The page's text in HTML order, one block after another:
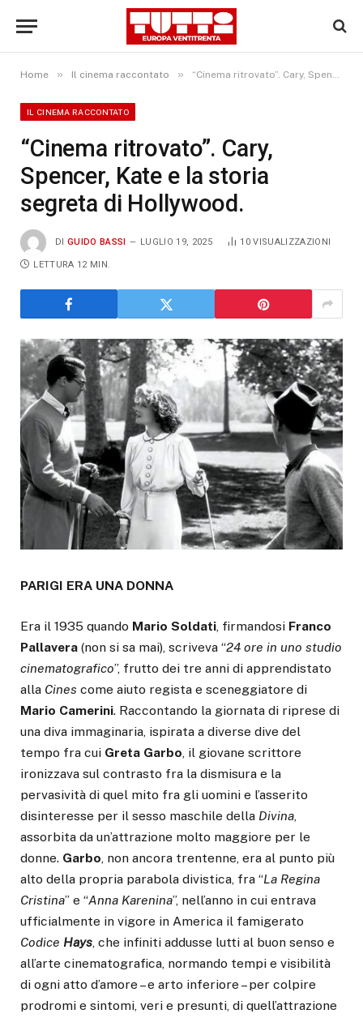
Home » Il cinema raccontato » “Cinema ritrovato”. Cary, Spencer, Kate e la storia segreta di Hollywood.
IL CINEMA RACCONTATO
“Cinema ritrovato”. Cary,
Spencer, Kate e la storia
segreta di Hollywood.
DI GUIDO BASSI LUGLIO 19, 2025 10VISUALIZZAZIONI
LETTURA 12 MIN.
PARIGI ERA UNA DONNA
Era il 1935 quando Mario Soldati, firmandosi Franco
Pallavera (non si sa mai), scriveva “24 ore in uno studio
cinematografico”, frutto dei tre anni di apprendistato
alla Cines come aiuto regista e sceneggiatore di
Mario Camerini. Raccontando la giornata di riprese di
una diva immaginaria, ispirata a diverse dive del
tempo fra cui Greta Garbo, il giovane scrittore
ironizzava sul contrasto fra la dismisura e la
pervasività di quel mito fra gli uomini e l’asserito
disinteresse per il sesso maschile della Divina,
assorbita da un’attrazione molto maggiore per le
donne. Garbo, non ancora trentenne, era al punto più
alto della propria parabola divistica, fra “La Regina
Cristina” e “Anna Karenina”, nell’anno in cui entrava
ufficialmente in vigore in America il famigerato
Codice Hays, che infiniti addusse lutti al buon senso e
all’arte cinematografica, normando tempi e visibilità
di ogni atto d’amore – e arto inferiore – per colpire
prodromi e sintomi, veri e presunti, di quell’attrazione